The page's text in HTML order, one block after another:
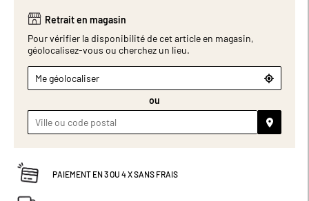
Retrait en magasin
Pour vérifier la disponibilité de cet article en magasin,
géolocalisez-vous ou cherchez un lieu.
Me géolocaliser
ou
PAIEMENT EN 3 OU 4 X SANS FRAIS